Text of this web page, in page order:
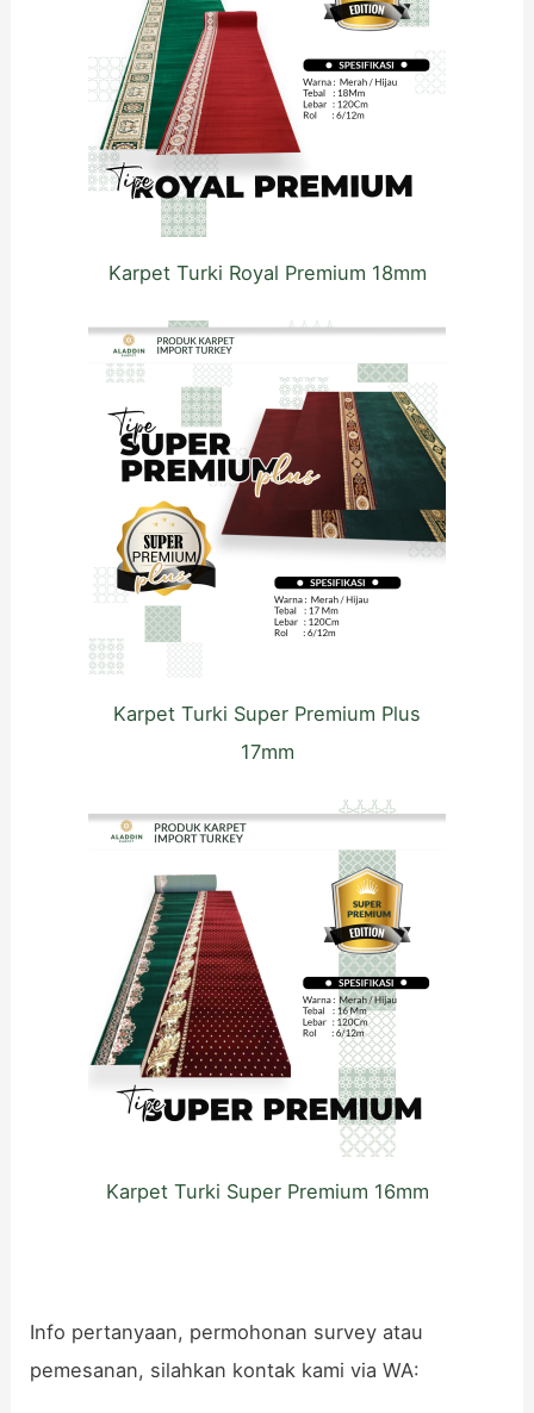
Karpet Turki Royal Premium 18mm
Karpet Turki Super Premium Plus
17mm
Karpet Turki Super Premium 16mm
Info pertanyaan, permohonan survey atau
pemesanan, silahkan kontak kami via WA: